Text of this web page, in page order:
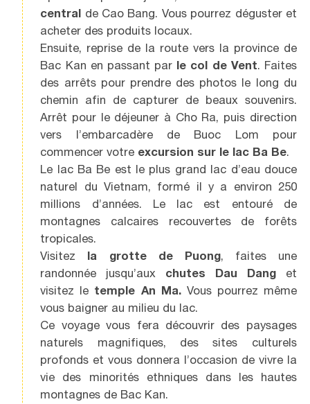
central de Cao Bang. Vous pourrez déguster et
acheter des produits locaux.
Ensuite, reprise de la route vers la province de
Bac Kan en passant par le col de Vent. Faites
des arrêts pour prendre des photos le long du
chemin afin de capturer de beaux souvenirs.
Arrêt pour le déjeuner à Cho Ra, puis direction
vers l’embarcadère de Buoc Lom pour
commencer votre excursion sur le lac Ba Be.
Le lac Ba Be est le plus grand lac d’eau douce
naturel du Vietnam, formé il y a environ 250
millions d’années. Le lac est entouré de
montagnes calcaires recouvertes de forêts
tropicales.
Visitez la grotte de Puong, faites une
randonnée jusqu’aux chutes Dau Danget
visitez le temple An Ma.Vous pourrez même
vous baigner au milieu du lac.
Ce voyage vous fera découvrir des paysages
naturels magnifiques, des sites culturels
profonds et vous donnera l’occasion de vivre la
vie des minorités ethniques dans les hautes
montagnes de Bac Kan.